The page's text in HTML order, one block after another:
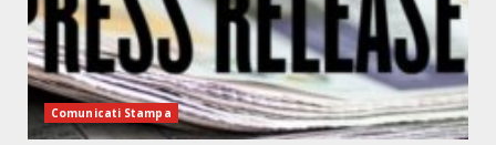
Comunicati Stampa